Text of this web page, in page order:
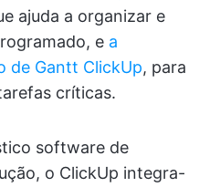
ajuda a organizar e
e a
de Gantt ClickUp, para
críticas.
software de
o ClickUp integra-